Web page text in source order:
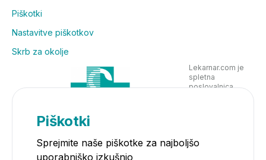
Piškotki
Nastavitve piškotkov
Skrb za okolje
Lekarnar.com je
spletna
poslovalnica
Piškotki
Sprejmite naše piškotke za najboljšo
uporabniško izkušnjo